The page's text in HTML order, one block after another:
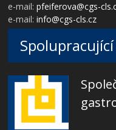
e-mail:pfeiferova@cgs-
e-mail:info@cgs-cls.cz